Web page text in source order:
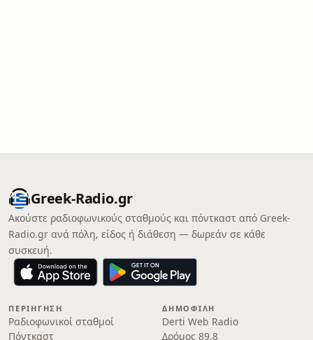
Greek-Radio.gr
Ακούστε ραδιοφωνικούς σταθμούς και πόντκαστ από Greek-
Radio.gr ανά πόλη, είδος ή διάθεση — δωρεάν σε κάθε
συσκευή.
ΠΕΡΙΉΓΗΣΗ
Ραδιοφωνικοί σταθμοί
Πόντκαστ
ΔΗΜΟΦΙΛΉ
Derti Web Radio
Δρόμος 89.8